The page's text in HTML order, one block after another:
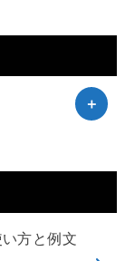
方と例文